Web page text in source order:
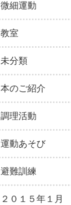
微細運動
教室
未分類
本のご紹介
調理活動
運動あそび
避難訓練
２０１５年１月